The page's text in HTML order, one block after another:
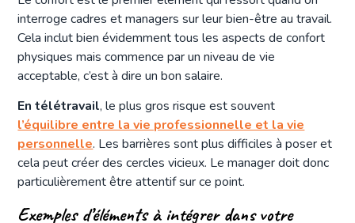
interroge cadres et managers sur leur bien-être au travail.
Cela inclut bien évidemment tous les aspects de confort
physiques mais commence par un niveau de vie
acceptable, c’est à dire un bon salaire.
En télétravail, le plus gros risque est souvent
l’équilibre entre la vie professionnelle et la vie
personnelle. Les barrières sont plus difficiles à poser et
cela peut créer des cercles vicieux. Le manager doit donc
particulièrement être attentif sur ce point.
Exemples d’éléments à intégrer dans votre